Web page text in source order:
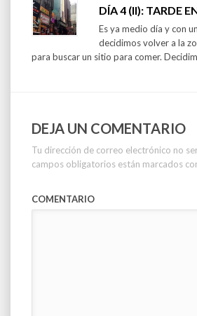
DÍA 4 (II): TARDE
Es ya medio día y con
decidimos volver a la
para buscar un sitio para comer.
DEJA UN COMENTARIO
Tu dirección de correo electrónico no
campos obligatorios están marcados
COMENTARIO